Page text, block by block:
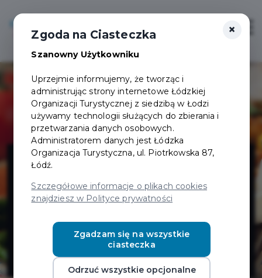
Login/Rejestracja
Ganesh -
restauracja z
kuchnią
indyjską
×
Zgoda na Ciasteczka
Szanowny Użytkowniku
Uprzejmie informujemy, że tworząc i
administrując strony internetowe Łódzkiej
Organizacji Turystycznej z siedzibą w Łodzi
używamy technologii służących do zbierania i
przetwarzania danych osobowych.
Administratorem danych jest Łódzka
Organizacja Turystyczna, ul. Piotrkowska 87,
Łódź.
Szczegółowe informacje o plikach cookies
znajdziesz w Polityce prywatności
Zgadzam się na wszystkie
ciasteczka
Odrzuć wszystkie opcjonalne